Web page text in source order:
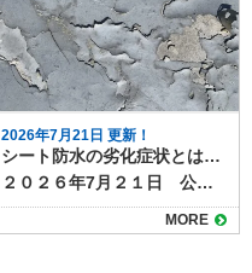
2026年7月21日 更新！
シート防水の劣化症状とは？早期発見で防水性能を維持！
２０２６年7月２１日 公開 ビルやマンション、戸建て住宅の屋上やバルコニーで多く採用されているシート防水は、施工が早く耐久性が高いため防水工法として人気があります。しかし、どんな防水材も経年劣化は避けられません。特にシート防水は、見た目の変化で劣化のサインが分かりやすいため、定期的な点検と早めの対応が重要です。 この記事では、シート防水でよく見られる劣化症状と、放置した場合のリスク、劣化が進行する前に取るべき対策について解説します。 目次シート防水の特徴シート防水でよく見られる劣化症状シートの浮き・膨れシートの破れ・裂け継ぎ目（ジョイント）の剥がれ・開き色あせ・粉吹き（チョーキング）雑草の発生や汚れの堆積シーと防水の劣化を放置するとどうなる？シート防水の劣化に気づいたらシート防水のメンテナンスは塗り達におまかせ！ シート防水の特徴 シート防水は、塩ビシートやゴムシートなどの防水材を貼り付けて防水層をつくる工法です。主に以下の2種類があります。 塩ビシート防水：耐候性・耐久性に優れ、メンテナンス性も高い ゴムシート防水：柔軟性があり、動きの多い構造にも対応可能 これらのシートは、建物の動きや紫外線、風雨にさらされることで徐々に劣化していきます。 ▶さらに詳しいシート防水の情報はこちら 京都・滋賀の外壁塗装・屋根塗装・雨漏りなら塗り達へシート防水の特徴とは？耐久性や施工の注意点も解説https://nuritatsu.com/blog/55684/２０２６年１月３日 公開シート防水は、防水工事の中でも耐久性が高く信頼できる工法です。他の防水工事にはない特徴もあり、上手に選べば高い防水性能が期待できます。今回はシート防水について、特徴や耐久性、施工の注意点などを解説します。シート防水とはシート防水とは、あらかじめ作られた防水性のあるシートを床面など下地と一体化させることによって、水の侵入を防ぐ防水工事です。防水層をシートで作るためシート防水と呼ばれます。耐久性シート防水の耐久性は、10～18年ほどで防水工事の中でも比較的耐久年数が長い工法で... シート防水でよく見られる劣化症状 シート防水では次のような劣化症状が特徴的です。当てはまるものがないか確認してみましょう。 シートの浮き・膨れ 下地との接着力が弱くなったり、内部に湿気がたまったりすると、シートが浮いたり膨れたりします。これは水分が入り込んでいるサインで、早急な補修が必要です。 シートの破れ・裂け 風や飛来物、経年による硬化でシートが破けることがあります。破れた部分から雨水が侵入し、防水層の機能が失われてしまいます。 継ぎ目（ジョイント）の剥がれ・開き シート同士を重ねて接着している部分が、温度変化や動きにより剥がれることがあります。隙間から水が侵入する危険があるため、早めの再接着が必要です。 色あせ・粉吹き（チョーキング） 紫外線の影響で表面が白っぽくなったり、触ると粉がついたりする状態です。塩ビシートに多く見られ、劣化が進んでいる目安になります。 雑草の発生や汚れの堆積 バルコニーや屋上に土埃が溜まり、放置すると雑草が生えることも。根がシートを破り、雨漏りにつながるリスクがあります。 シーと防水の劣化を放置するとどうなる？ シート防水の劣化を放置すると、防水機能が失われ、建物内部に雨水が浸入します。いわゆる雨漏りです。 雨漏りが進行すると構造材が腐食したり、カビ・シロアリ被害を引き起こしたりする可能性も。被害が表面化するまで気づきにくいため、目視できる劣化症状が出た段階での早期対応が重要です。 シート防水の劣化に気づいたら 軽度の劣化（浮きや色あせ程度）であれば、部分的な補修やトップコートの塗り替えで対応できることがあります。ただし、破れや剥がれが広範囲に及ぶ場合は、全面的な防水改修が必要になることも。 劣化の進行具合や建物の状況に応じて、専門の防水業者に現地調査を依頼するのがおすすめです。 シート防水のメンテナンスは塗り達におまかせ！ シート防水は比較的耐久性の高い工法ですが、10年を過ぎた頃から劣化症状が出始めることが多いので、今回ご紹介した劣化サインが出てきたかな？と感じたら、早めに点検依頼をしましょう。定期的な点検と適切なメンテナンスを行えば、防水機能を長く維持することが可能です。 現在の状態を確認しておけば、いますぐメンテナンスが必要なのか、あと何年かしたら行えばいいのか判断でき、手遅れになる前に工事を計画できます。防水工事のご相談や劣化診断は塗り達までお気軽にご連絡ください。
MORE